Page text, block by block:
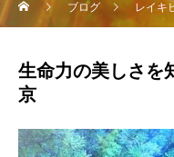
ブログ レイキ
生命力の美しさを
京